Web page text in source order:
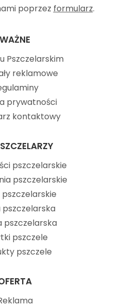
poprzez formularz.
WAŻNE
Pszczelarskim
reklamowe
prywatności
kontaktowy
pszczelarskie
pszczelarskie
pszczelarska
pszczelarska
pszczele
pszczele